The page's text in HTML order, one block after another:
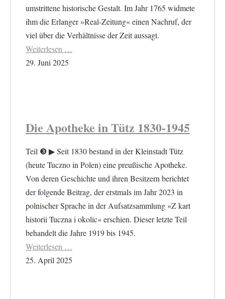
umstrittene historische Gestalt. Im Jahr 1765 widmete
ihm die Erlanger »Real-Zeitung« einen Nachruf, der
viel über die Verhältnisse der Zeit aussagt.
Weiterlesen …
29. Juni 2025
Die Apotheke in Tütz 1830-1945
Teil ❸ ▶︎ Seit 1830 bestand in der Kleinstadt Tütz
(heute Tuczno in Polen) eine preußische Apotheke.
Von deren Geschichte und ihren Besitzern berichtet
der folgende Beitrag, der erstmals im Jahr 2023 in
polnischer Sprache in der Aufsatzsammlung »Z kart
historii Tuczna i okolic« erschien. Dieser letzte Teil
behandelt die Jahre 1919 bis 1945.
Weiterlesen …
25. April 2025